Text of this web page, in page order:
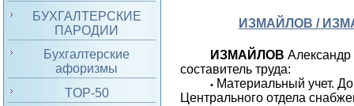
БУХГАЛТЕРСКИЕ
ПАРОДИИ
Бухгалтерские
афоризмы
TOP-50
ИЗМАЙЛОВ /
ИЗМАЙЛОВ
составитель труда:
• Материальный учет.
Центрального отдела